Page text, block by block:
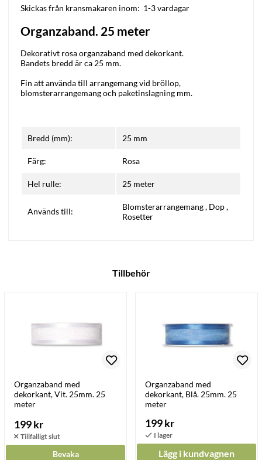
Skickas från kransmakaren inom: 1-3 vardagar
Organzaband. 25 meter
Dekorativt rosa organzaband med dekorkant.
Bandets bredd är ca 25 mm.
Fin att använda till arrangemang vid bröllop,
blomsterarrangemang och paketinslagning mm.
Bredd (mm): 25 mm
Färg: Rosa
Hel rulle: 25 meter
Används till: Blomsterarrangemang, Dop,
Rosetter
Tillbehör
Organzaband med
dekorkant, Vit. 25mm. 25
meter
199 kr
Bevaka
Organzaband med
dekorkant, Blå. 25mm. 25
meter
199 kr
Lägg i kundvagnen